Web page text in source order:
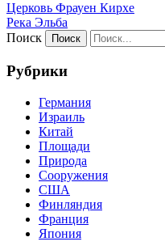
Церковь Фрауен Кирхе
Река Эльба
Поиск
Рубрики
Германия
Израиль
Китай
Площади
Природа
Сооружения
США
Финляндия
Франция
Япония